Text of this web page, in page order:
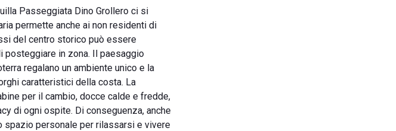
Passeggiata Dino Grollero ci si
permette anche ai non residenti di
del centro storico può essere
posteggiare in zona. Il paesaggio
regalano un ambiente unico e la
caratteristici della costa. La
per il cambio, docce calde e fredde,
di ogni ospite. Di conseguenza, anche
spazio personale per rilassarsi e vivere